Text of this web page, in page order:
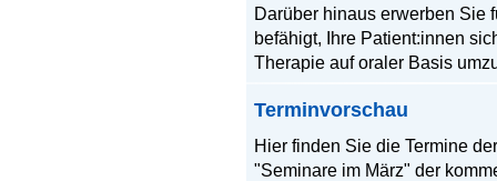
Darüber hinaus erwerben Sie
befähigt, Ihre Patient:innen
Therapie auf oraler Basis
Terminvorschau
Hier finden Sie die Termine
"Seminare im März" der